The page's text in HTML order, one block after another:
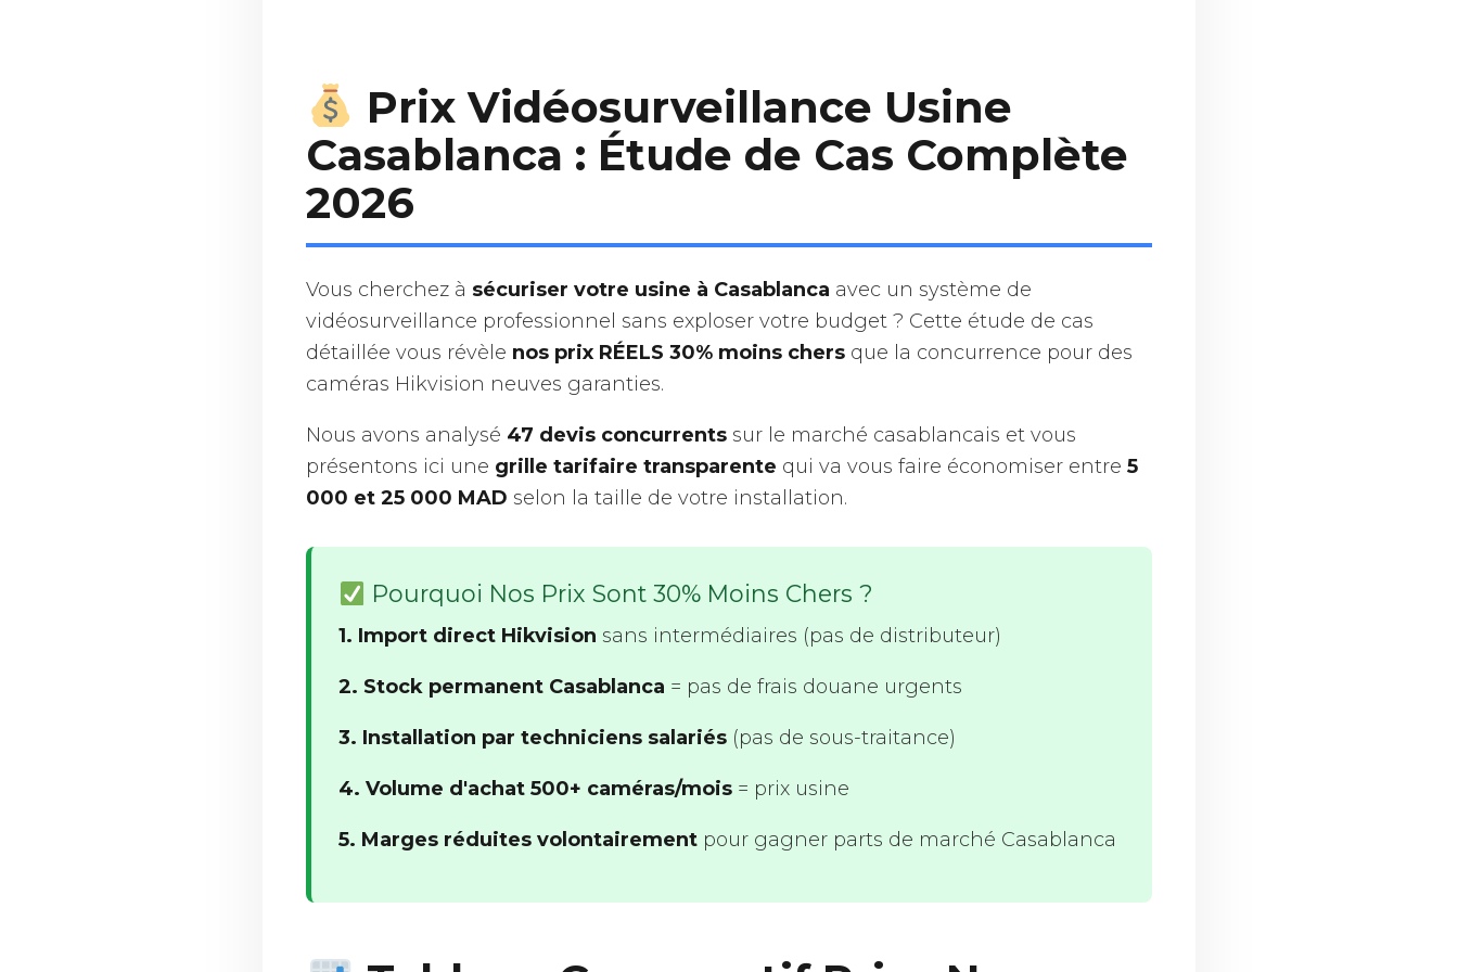
Prix Vidéosurveillance Usine
Casablanca : Étude de Cas Complète
2026
Vous cherchez à sécuriser votre usine à Casablanca avec un système de
vidéosurveillance professionnel sans exploser votre budget ? Cette étude de cas
détaillée vous révèle nos prix RÉELS 30% moins chers que la concurrence pour des
caméras Hikvision neuves garanties.
Nous avons analysé 47 devis concurrents sur le marché casablancais et vous
présentons ici une grille tarifaire transparente qui va vous faire économiser entre 5
000 et 25 000 MAD selon la taille de votre installation.
Pourquoi Nos Prix Sont 30% Moins Chers ?
1. Import direct Hikvision sans intermédiaires (pas de distributeur)
2. Stock permanent Casablanca = pas de frais douane urgents
3. Installation par techniciens salariés (pas de sous-traitance)
4. Volume d'achat 500+ caméras/mois = prix usine
5. Marges réduites volontairement pour gagner parts de marché Casablanca